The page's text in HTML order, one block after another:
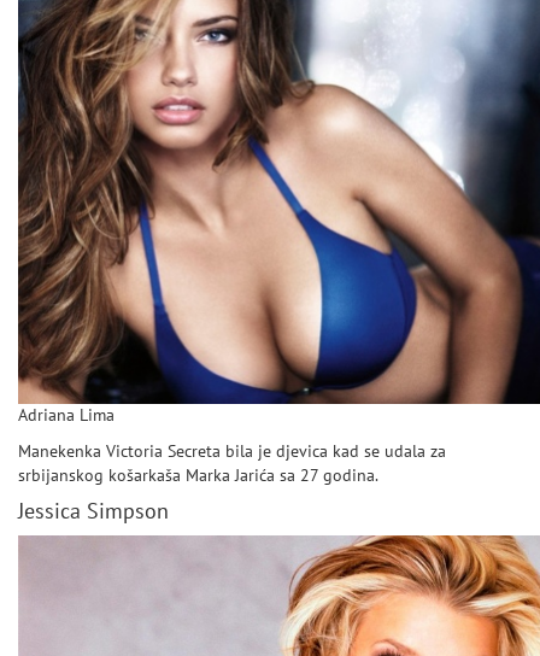
Adriana Lima
Manekenka Victoria Secreta bila je djevica kad se udala za
srbijanskog košarkaša Marka Jarića sa 27 godina.
Jessica Simpson